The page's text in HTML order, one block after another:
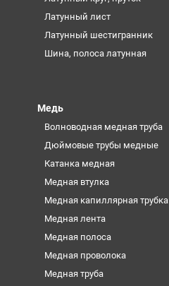
Латунный лист
Латунный шестигранник
Шина, полоса латунная
Медь
Волноводная медная труба
Дюймовые трубы медные
Катанка медная
Медная втулка
Медная капиллярная трубка
Медная лента
Медная полоса
Медная проволока
Медная труба